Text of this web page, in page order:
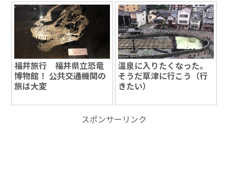
福井旅行 福井県立恐竜
博物館！ 公共交通機関の
旅は大変
温泉に入りたくなった。
そうだ草津に行こう（行
きたい）
スポンサーリンク